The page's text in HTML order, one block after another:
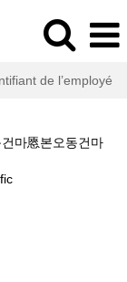
de l’employé
마㥦본오동건마
(page